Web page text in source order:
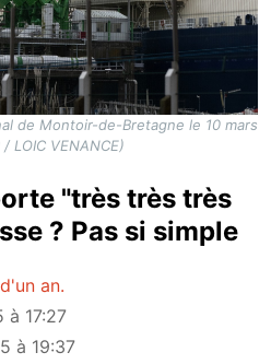
de Montoir-de-Bretagne le 10 mars
LOIC VENANCE)
"très très très
? Pas si simple
an.
à 17:27
à 19:37